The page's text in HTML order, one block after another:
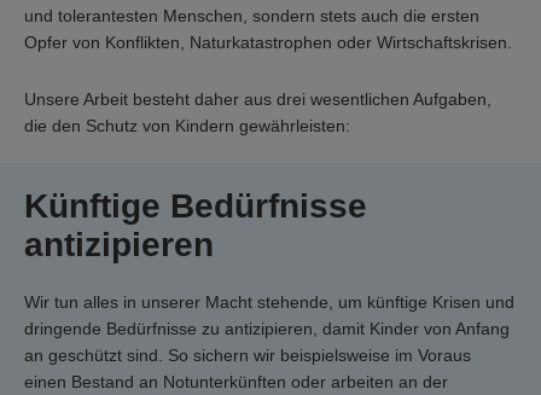
und tolerantesten Menschen, sondern stets auch die ersten
Opfer von Konflikten, Naturkatastrophen oder Wirtschaftskrisen.
Unsere Arbeit besteht daher aus drei wesentlichen Aufgaben,
die den Schutz von Kindern gewährleisten:
Künftige Bedürfnisse
antizipieren
Wir tun alles in unserer Macht stehende, um künftige Krisen und
dringende Bedürfnisse zu antizipieren, damit Kinder von Anfang
an geschützt sind. So sichern wir beispielsweise im Voraus
einen Bestand an Notunterkünften oder arbeiten an der